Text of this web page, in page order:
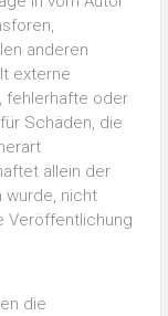
anderen
externe
fehlerhafte oder
Schäden, die
allein der
wurde, nicht
Veröffentlichung
die